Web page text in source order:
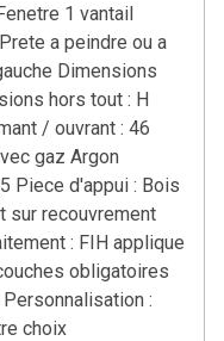
1 vantail
a peindre ou a
Dimensions
hors tout : H
/ ouvrant : 46
gaz Argon
Piece d'appui : Bois
sur recouvrement
: FIH applique
obligatoires
:
choix